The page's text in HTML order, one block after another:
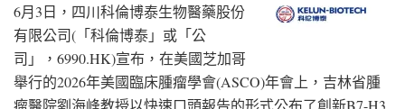
6月3日，四川科倫博泰生物醫藥股份
有限公司(「科倫博泰」或「公
司」，6990.HK)宣布，在美國芝加哥
舉行的2026年美國臨床腫瘤學會(ASCO)年會上，吉林省腫
瘤醫院劉海峰教授以快速口頭報告的形式公布了創新B7-H3